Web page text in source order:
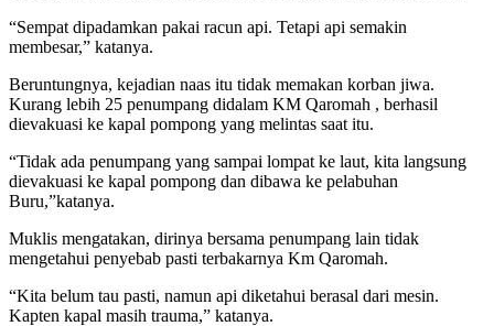
“Sempat dipadamkan pakai racun api. Tetapi api semakin
membesar,” katanya.
Beruntungnya, kejadian naas itu tidak memakan korban jiwa.
Kurang lebih 25 penumpang didalam KM Qaromah , berhasil
dievakuasi ke kapal pompong yang melintas saat itu.
“Tidak ada penumpang yang sampai lompat ke laut, kita langsung
dievakuasi ke kapal pompong dan dibawa ke pelabuhan
Buru,”katanya.
Muklis mengatakan, dirinya bersama penumpang lain tidak
mengetahui penyebab pasti terbakarnya Km Qaromah.
“Kita belum tau pasti, namun api diketahui berasal dari mesin.
Kapten kapal masih trauma,” katanya.